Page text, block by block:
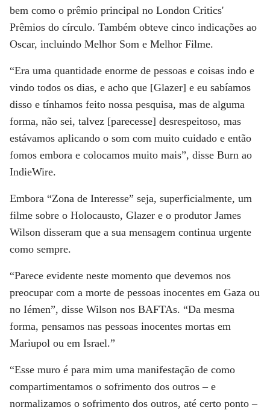
bem como o prêmio principal no London Critics'
Prêmios do círculo. Também obteve cinco indicações ao
Oscar, incluindo Melhor Som e Melhor Filme.
“Era uma quantidade enorme de pessoas e coisas indo e
vindo todos os dias, e acho que [Glazer] e eu sabíamos
disso e tínhamos feito nossa pesquisa, mas de alguma
forma, não sei, talvez [parecesse] desrespeitoso, mas
estávamos aplicando o som com muito cuidado e então
fomos embora e colocamos muito mais”, disse Burn ao
IndieWire.
Embora “Zona de Interesse” seja, superficialmente, um
filme sobre o Holocausto, Glazer e o produtor James
Wilson disseram que a sua mensagem continua urgente
como sempre.
“Parece evidente neste momento que devemos nos
preocupar com a morte de pessoas inocentes em Gaza ou
no Iémen”, disse Wilson nos BAFTAs. “Da mesma
forma, pensamos nas pessoas inocentes mortas em
Mariupol ou em Israel.”
“Esse muro é para mim uma manifestação de como
compartimentamos o sofrimento dos outros – e
normalizamos o sofrimento dos outros, até certo ponto –